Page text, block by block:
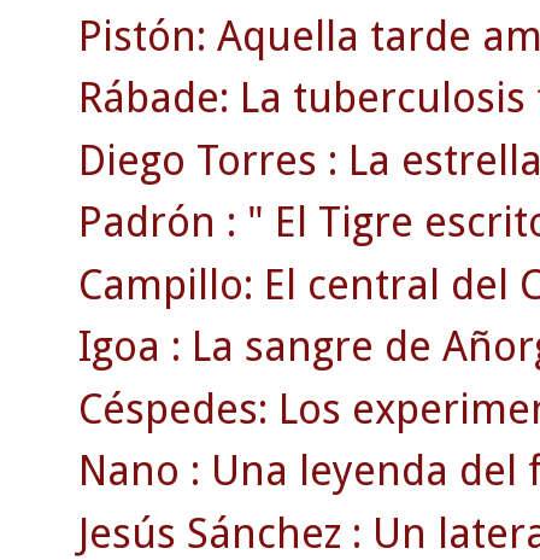
Pistón: Aquella tarde
Rábade: La
Diego Torres : La
Padrón : " El Tigre
Campillo: El central del
Igoa : La sangre de
Céspedes: Los
Nano : Una leyenda
Jesús Sánchez : Un